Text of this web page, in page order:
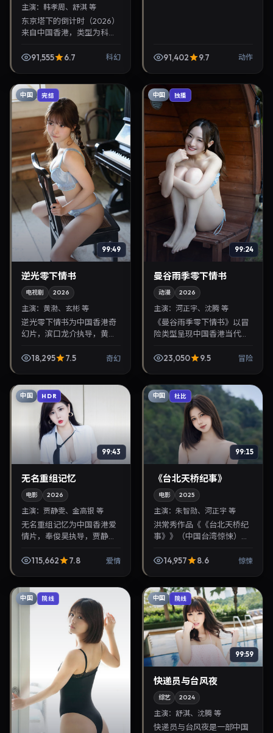
主演： 韩孝周、舒淇 等
东京塔下的倒计时（2026）
来自中国香港，类型为科
舒淇等参与演出。2026年10
91,555 6.7 科幻 91,402 9.7 动作
中国 完结
99:49
逆光零下情书
电视剧 2026
主演： 黄渤、玄彬 等
逆光零下情书为中国香港奇
幻片，滨口龙介执导，黄
6月25日首映，讲述人性抉
18,295 7.5 奇幻
中国 独播
99:24
曼谷雨季零下情书
动漫 2026
主演：河正宇、沈腾 等
《曼谷雨季零下情书》以冒
险类型呈现中国香港当代故
宇、沈腾。2026年7月24日
23,050 9.5 冒险
中国 HDR
99:43
无名重组记忆
电影 2026
主演： 贾静雯、金高银 等
无名重组记忆为中国香港爱
情片，奉俊昊执导，贾静
年9月8日首映，讲述人性抉
115,662 7.8 爱情
中国 杜比
99:15
《台北天桥纪事》
电影 2025
主演：朱智勋、河正宇 等
洪常秀作品《《台北天桥纪
事》》（中国台湾·惊悚）由
年3月8日正式上映。影片叙
14,957 8.6 惊悚
中国 院线 中国 院线
99:59
快递员与台风夜
综艺 2024
主演：舒淇、沈腾 等
快递员与台风夜是一部中国